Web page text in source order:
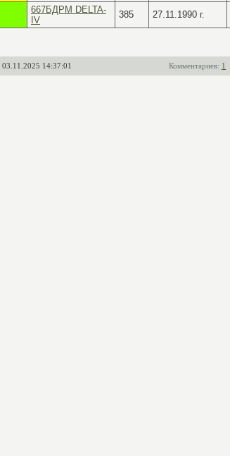
667БДРМ DELTA-
IV
385 27.11.1990 г.
03.11.2025 14:37:01 Комментариев: 1